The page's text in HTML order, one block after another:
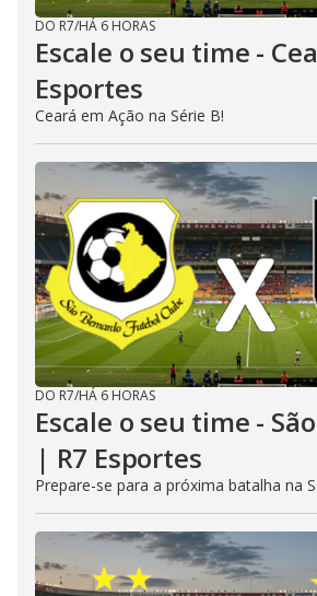
DO R7/HÁ 6 HORAS
Escale o seu time -
Esportes
Ceará em Ação na Série B!
DO R7/HÁ 6 HORAS
Escale o seu time -
| R7 Esportes
Prepare-se para a próxima batalha na